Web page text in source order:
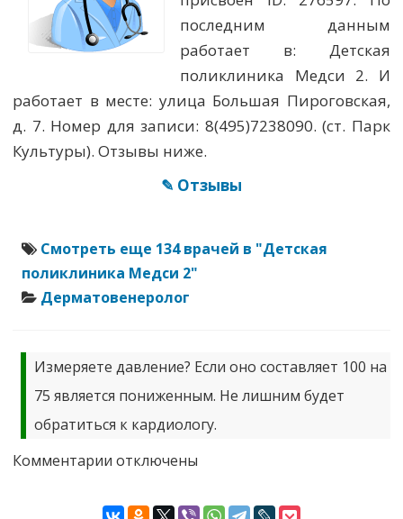
последним данным
работает в: Детская
поликлиника Медси 2. И
работает в месте: улица Большая Пироговская,
д. 7. Номер для записи: 8(495)7238090. (ст. Парк
Культуры). Отзывы ниже.
✎ Отзывы
Смотреть еще 134 врачей в "Детская
поликлиника Медси 2"
Дерматовенеролог
Измеряете давление? Если оно составляет 100 на
75 является пониженным. Не лишним будет
обратиться к кардиологу.
Комментарии к
Ангелина
отключены